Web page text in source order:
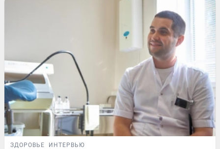
ЗДОРОВЬЕ ИНТЕРВЬЮ